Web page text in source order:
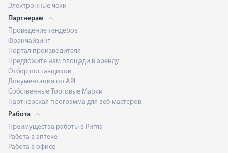
Электронные чеки
Партнерам
Проведение тендеров
Франчайзинг
Портал производителя
Предложите нам площади в аренду
Отбор поставщиков
Документация по API
Собственные Торговые Марки
Партнерская программа для веб-мастеров
Работа
Преимущества работы в Ригла
Работа в аптеке
Работа в офисе